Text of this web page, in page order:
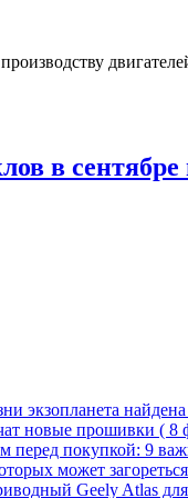
в
экзопланета
новые прошивки ( 8
перед покупкой: 9
может
Geely Atlas